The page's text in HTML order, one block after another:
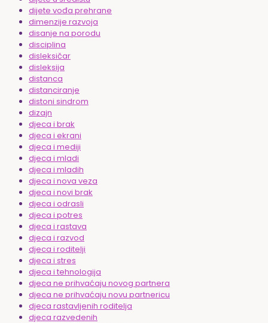
dijete vođa prehrane
dimenzije razvoja
disanje na porodu
disciplina
disleksičar
disleksija
distanca
distanciranje
distoni sindrom
dizajn
djeca i brak
djeca i ekrani
djeca i mediji
djeca i mladi
djeca i mladih
djeca i nova veza
djeca i novi brak
djeca i odrasli
djeca i potres
djeca i rastava
djeca i razvod
djeca i roditelji
djeca i stres
djeca i tehnologija
djeca ne prihvaćaju novog partnera
djeca ne prihvaćaju novu partnericu
djeca rastavljenih roditelja
djeca razvedenih